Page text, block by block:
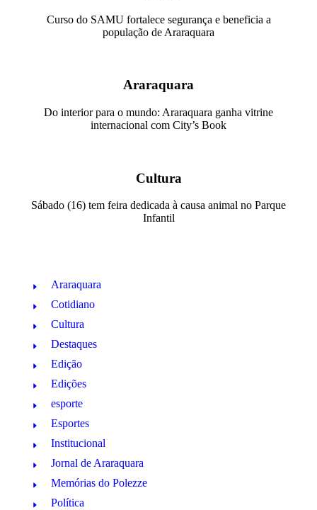
Curso do SAMU fortalece segurança e beneficia a
população de Araraquara
Araraquara
Do interior para o mundo: Araraquara ganha vitrine
internacional com City’s Book
Cultura
Sábado (16) tem feira dedicada à causa animal no Parque
Infantil
Araraquara
Cotidiano
Cultura
Destaques
Edição
Edições
esporte
Esportes
Institucional
Jornal de Araraquara
Memórias do Polezze
Política